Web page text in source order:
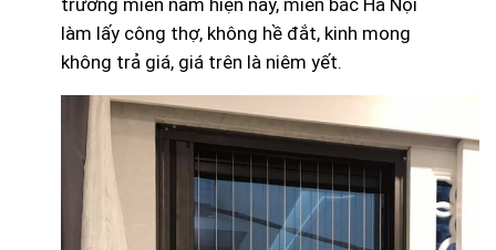
trường miền nam hiện nay, miền bắc Hà Nội
làm lấy công thợ, không hề đắt, kinh mong
không trả giá, giá trên là niêm yết.